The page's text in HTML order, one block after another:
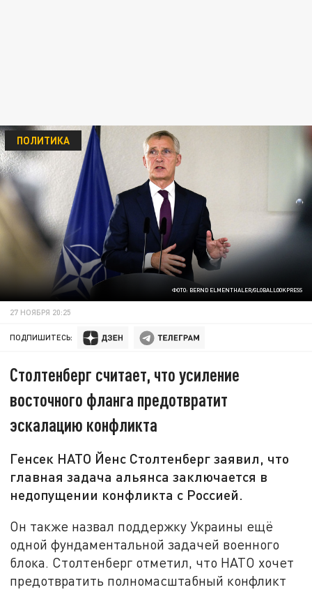
ФОТО: BERND ELMENTHALER/GLOBALLOOKPRESS
ПОЛИТИКА
27 НОЯБРЯ 20:25
ПОДПИШИТЕСЬ:
Столтенберг считает, что усиление
восточного фланга предотвратит
эскалацию конфликта
Генсек НАТО Йенс Столтенберг заявил, что
главная задача альянса заключается в
недопущении конфликта с Россией.
Он также назвал поддержку Украины ещё
одной фундаментальной задачей военного
блока. Столтенберг отметил, что НАТО хочет
предотвратить полномасштабный конфликт